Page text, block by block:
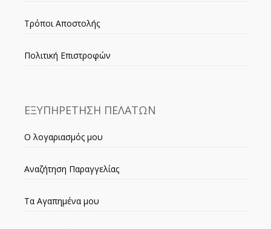
Τρόποι Αποστολής
Πολιτική Επιστροφών
ΕΞΥΠΗΡΕΤΗΣΗ ΠΕΛΑΤΩΝ
Ο λογαριασμός μου
Αναζήτηση Παραγγελίας
Τα Αγαπημένα μου